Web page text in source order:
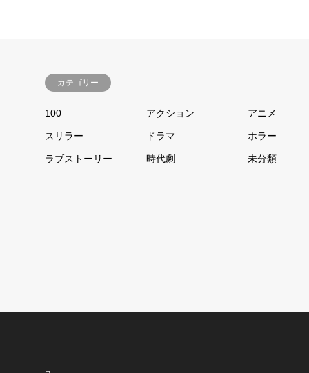
カテゴリー
100 アクション アニメ
スリラー ドラマ ホラー
ラブストーリー 時代劇 未分類